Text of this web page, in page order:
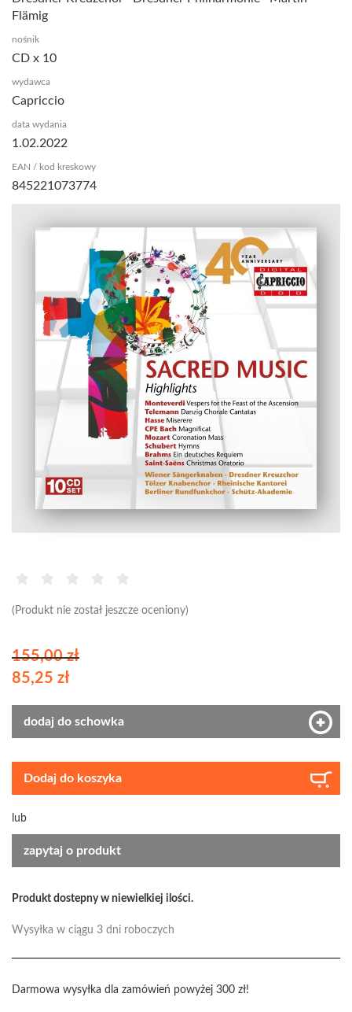
(Produkt nie został jeszcze oceniony)
Flämig
nośnik
CD x 10
wydawca
Capriccio
data wydania
1.02.2022
EAN / kod kreskowy
845221073774
155,00 zł
85,25 zł
dodaj do schowka
Dodaj do koszyka
lub
zapytaj o produkt
Produkt dostepny w niewielkiej ilości.
Wysyłka w ciągu 3 dni roboczych
Darmowa wysyłka dla zamówień powyżej 300 zł!